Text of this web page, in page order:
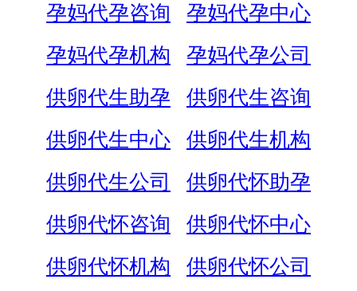
孕妈代孕咨询
孕妈代孕中心
孕妈代孕机构
孕妈代孕公司
供卵代生助孕
供卵代生咨询
供卵代生中心
供卵代生机构
供卵代生公司
供卵代怀助孕
供卵代怀咨询
供卵代怀中心
供卵代怀机构
供卵代怀公司